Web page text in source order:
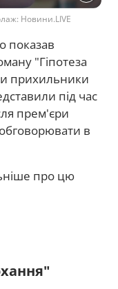
Новини.LIVE
показав
"Гіпотеза
прихильники
під час
прем'єри
в
про цю